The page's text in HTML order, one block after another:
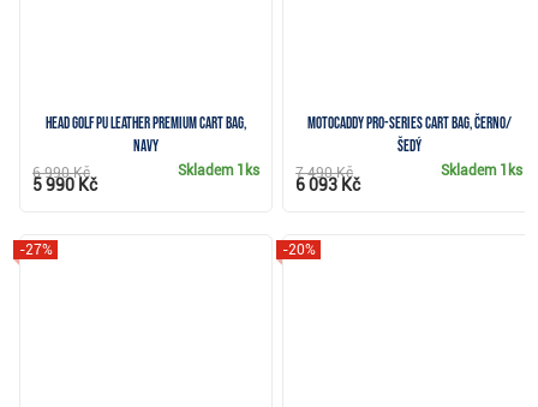
Head Golf PU Leather Premium cart bag,
navy
Skladem 1ks
6 990 Kč
5 990 Kč
Motocaddy Pro-Series cart bag, černo/
šedý
Skladem 1ks
7 490 Kč
6 093 Kč
-27% -20%